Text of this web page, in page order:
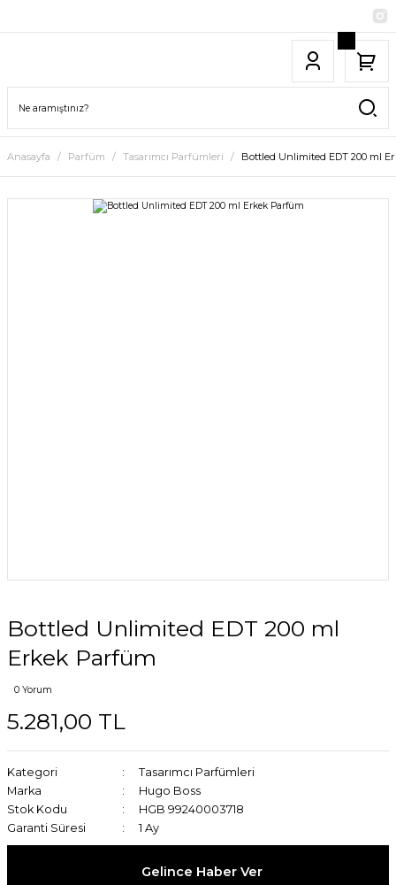
Anasayfa Parfüm Tasarımcı Parfümleri Bottled Unlimited EDT 200 ml
Bottled Unlimited EDT 200 ml
Erkek Parfüm
0 Yorum
5.281,00 TL
Kategori
Tasarımcı Parfümleri
Marka
Hugo Boss
Stok Kodu
HGB 99240003718
Garanti Süresi
1 Ay
Gelince Haber Ver